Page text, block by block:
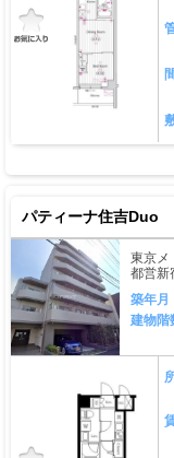
パティーナ住吉Duo
東京メ
都営新
築年月
建物階